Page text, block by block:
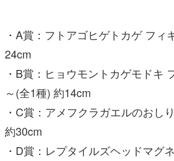
・A賞：フトアゴヒゲトカゲ フィ
24cm
・B賞：ヒョウモントカゲモドキ
～(全1種) 約14cm
・C賞：アメフクラガエルのおし
約30cm
・D賞：レプタイルズヘッドマグ